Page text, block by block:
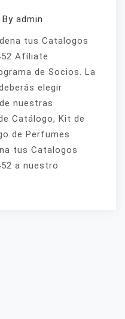
By admin
tus Catalogos
Afíliate
de Socios. La
elegir
nuestras
Catálogo, Kit de
de Perfumes
tus Catalogos
a nuestro